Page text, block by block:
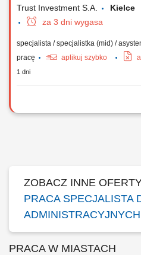
Trust Investment S.A.
za 3 dni wygasa
specjalista / specjalistka (mid) /
pracę
aplikuj szybko
1 dni
Zakres obowiązków Koordynowanie
ZOBACZ INNE
PRACA SPECJALISTA
ADMINISTRACYJNYCH
PRACA W MIASTACH